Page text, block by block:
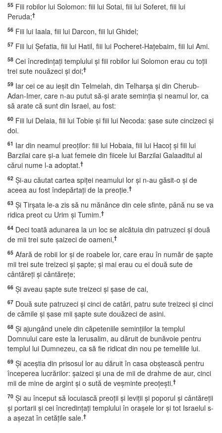
55 Fiii robilor lui Solomon: fiii lui Sotai, fiii lui Soferet, fiii lui
Peruda;†
56 Fiii lui Iaala, fiii lui Darcon, fiii lui Ghidel;
57 Fiii lui Şefatia, fiii lui Hatil, fiii lui Pocheret-Haţebaim, fiii lui Ami.
58 Cei încredinţaţi templului şi fiii robilor lui Solomon erau cu toţii
trei sute nouăzeci şi doi;†
59 Iar cei ce au ieşit din Telmelah, din Telharşa şi din Cherub-
Adan-Imer, care n-au putut să-şi arate seminţia şi neamul lor, ca
să arate că sunt din Israel, au fost:
60 Fiii lui Delaia, fiii lui Tobie şi fiii lui Necoda: şase sute cincizeci şi
doi.
61 Iar din neamul preoţilor: fiii lui Hobaia, fiii lui Hacoţ şi fiii lui
Barzilai care şi-a luat femeie din fiicele lui Barzilai Galaaditul al
cărui nume l-a adoptat.†
62 Şi-au căutat cartea spiţei neamului lor şi n-au găsit-o şi de
aceea au fost îndepărtaţi de la preoţie.†
63 Şi Tirşata le-a zis să nu mănânce din cele sfinte, până nu se va
ridica preot cu Urim şi Tumim.†
64 Deci toată adunarea la un loc se alcătuia din patruzeci şi două
de mii trei sute şaizeci de oameni,†
65 Afară de robii lor şi de roabele lor, care erau în număr de şapte
mii trei sute treizeci şi şapte; şi mai erau cu ei două sute de
cântăreţi şi cântăreţe;
66 Şi aveau şapte sute treizeci şi şase de cai,
67 Două sute patruzeci şi cinci de catâri, patru sute treizeci şi cinci
de cămile şi şase mii şapte sute douăzeci de asini.
68 Şi ajungând unele din căpeteniile seminţiilor la templul
Domnului care este la Ierusalim, au dăruit de bunăvoie pentru
templul lui Dumnezeu, ca să fie ridicat din nou pe temeliile lui.
69 Şi aceştia din prisosul lor au dăruit în casa obştească pentru
începerea lucrărilor: şaizeci şi una de mii de drahme de aur, cinci
mii de mine de argint şi o sută de veşminte preoţeşti.†
70 Şi au început să locuiască preoţii şi leviţii şi poporul şi cântăreţii
şi portarii şi cei încredinţaţi templului în oraşele lor şi tot Israelul s-
a aşezat în cetăţile sale.†